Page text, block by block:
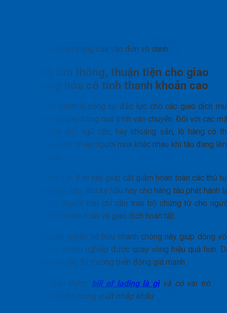
Vai trò quan trọng của vận đơn vô danh
Dễ dàng lưu thông, thuận tiện cho giao
dịch hàng hóa có tính thanh khoản cao
Vận đơn vô danh là công cụ đắc lực cho các giao dịch
bán lại diễn ra ngay trong quá trình vận chuyển. Đối với các
hàng như dầu thô, ngũ cốc, hay khoáng sản, lô hàng có
được bán qua tay nhiều người mua khác nhau khi tàu đang
Việc sử dụng vận đơn này giúp cắt giảm hoàn toàn các thủ
hành chính phức tạp như ký hậu hay chờ hãng tàu phát hành
vận đơn mới. Người bán chỉ cần trao bộ chứng từ cho
mua, nhận tiền thanh toán và giao dịch hoàn tất.
Tốc độ chuyển quyền sở hữu nhanh chóng này giúp dòng
lưu động của doanh nghiệp được quay vòng hiệu quả hơn.
đó phù hợp với các thị trường biến động giá mạnh.
Tìm hiểu thêm: bill of lading là gì và có vai trò
như thế nào trong xuất nhập khẩu